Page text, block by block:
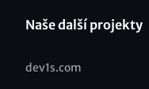
Naše další projekty
dev1s.com